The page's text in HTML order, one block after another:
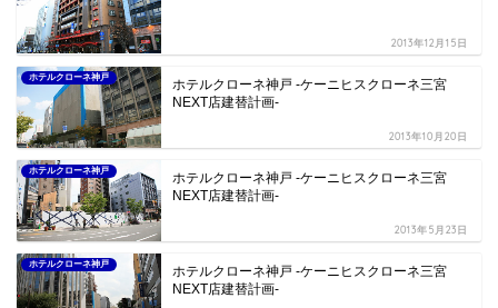
2013年12月15日
ホテルクローネ神戸
ホテルクローネ神戸 -ケーニヒスクローネ三宮
NEXT店建替計画-
2013年10月20日
ホテルクローネ神戸
ホテルクローネ神戸 -ケーニヒスクローネ三宮
NEXT店建替計画-
2013年5月23日
ホテルクローネ神戸
ホテルクローネ神戸 -ケーニヒスクローネ三宮
NEXT店建替計画-